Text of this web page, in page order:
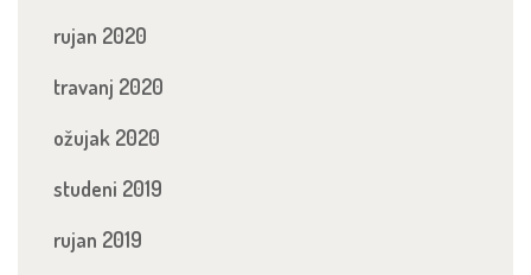
rujan 2020
travanj 2020
ožujak 2020
studeni 2019
rujan 2019